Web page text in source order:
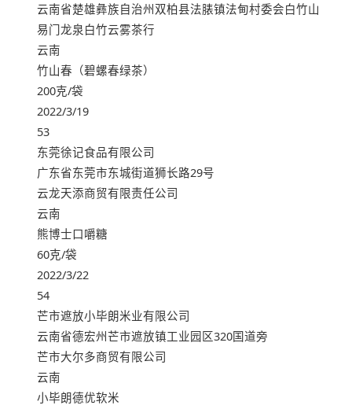
云南省楚雄彝族自治州双柏县法脿镇法甸村委会白竹山
易门龙泉白竹云雾茶行
云南
竹山春（碧螺春绿茶）
200克/袋
2022/3/19
53
东莞徐记食品有限公司
广东省东莞市东城街道狮长路29号
云龙天添商贸有限责任公司
云南
熊博士口嚼糖
60克/袋
2022/3/22
54
芒市遮放小毕朗米业有限公司
云南省德宏州芒市遮放镇工业园区320国道旁
芒市大尔多商贸有限公司
云南
小毕朗德优软米